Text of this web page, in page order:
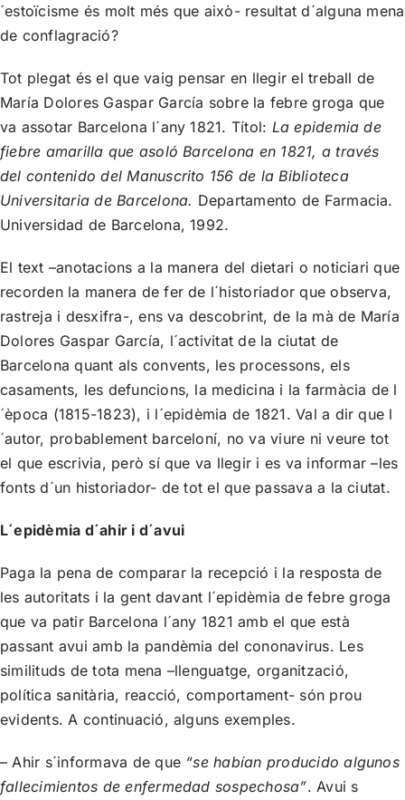
´estoïcisme és molt més que això- resultat d´alguna mena
de conflagració?
Tot plegat és el que vaig pensar en llegir el treball de
María Dolores Gaspar García sobre la febre groga que
va assotar Barcelona l´any 1821. Títol: La epidemia de
fiebre amarilla que asoló Barcelona en 1821, a través
del contenido del Manuscrito 156 de la Biblioteca
Universitaria de Barcelona. Departamento de Farmacia.
Universidad de Barcelona, 1992.
El text –anotacions a la manera del dietari o noticiari que
recorden la manera de fer de l´historiador que observa,
rastreja i desxifra-, ens va descobrint, de la mà de María
Dolores Gaspar García, l´activitat de la ciutat de
Barcelona quant als convents, les processons, els
casaments, les defuncions, la medicina i la farmàcia de l
´època (1815-1823), i l´epidèmia de 1821. Val a dir que l
´autor, probablement barceloní, no va viure ni veure tot
el que escrivia, però sí que va llegir i es va informar –les
fonts d´un historiador- de tot el que passava a la ciutat.
L´epidèmia d´ahir i d´avui
Paga la pena de comparar la recepció i la resposta de
les autoritats i la gent davant l´epidèmia de febre groga
que va patir Barcelona l´any 1821 amb el que està
passant avui amb la pandèmia del cononavirus. Les
similituds de tota mena –llenguatge, organització,
política sanitària, reacció, comportament- són prou
evidents. A continuació, alguns exemples.
– Ahir s´informava de que “se habían producido algunos
fallecimientos de enfermedad sospechosa”. Avui s